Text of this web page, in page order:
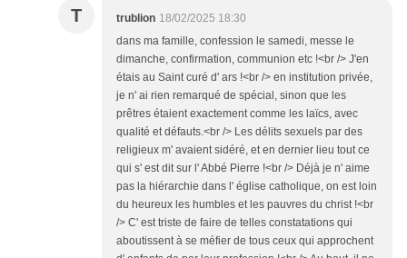
T trublion 18/02/2025 18:30
dans ma famille, confession le samedi, messe le
dimanche, confirmation, communion etc !<br /> J'en
étais au Saint curé d' ars !<br /> en institution privée,
je n' ai rien remarqué de spécial, sinon que les
prêtres étaient exactement comme les laïcs, avec
qualité et défauts.<br /> Les délits sexuels par des
religieux m' avaient sidéré, et en dernier lieu tout ce
qui s' est dit sur l' Abbé Pierre !<br /> Déjà je n' aime
pas la hiérarchie dans l' église catholique, on est loin
du heureux les humbles et les pauvres du christ !<br
/> C' est triste de faire de telles constatations qui
aboutissent à se méfier de tous ceux qui approchent